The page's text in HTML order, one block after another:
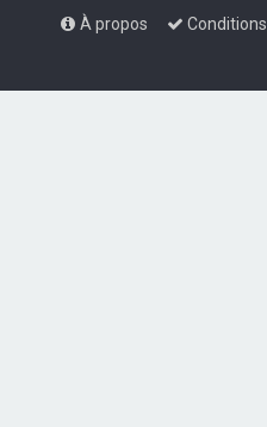
Conditions
À propos